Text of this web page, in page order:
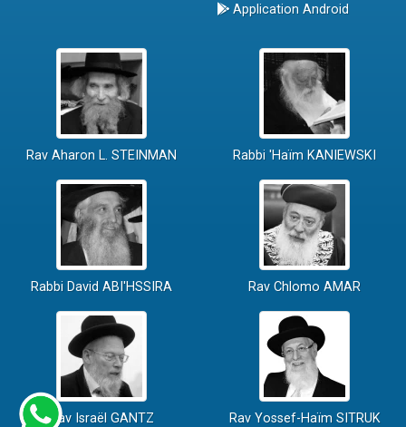
Application Android
Rav Aharon L. STEINMAN Rabbi 'Haïm KANIEWSKI
Rabbi David ABI'HSSIRA Rav Chlomo AMAR
Rav Israël GANTZ Rav Yossef-Haïm SITRUK